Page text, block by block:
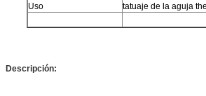
Uso
tatuaje de la aguja
Descripción: